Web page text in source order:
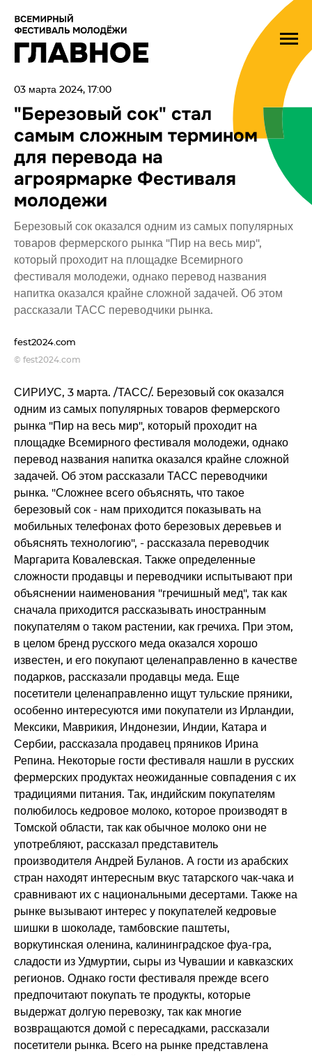
03 марта 2024, 17:00
"Березовый сок" стал
самым сложным термином
для перевода на
агроярмарке Фестиваля
молодежи
Березовый сок оказался одним из самых популярных
товаров фермерского рынка "Пир на весь мир",
который проходит на площадке Всемирного
фестиваля молодежи, однако перевод названия
напитка оказался крайне сложной задачей. Об этом
рассказали ТАСС переводчики рынка.
fest2024.com
© fest2024.com
СИРИУС, 3 марта. /ТАСС/. Березовый сок оказался
одним из самых популярных товаров фермерского
рынка "Пир на весь мир", который проходит на
площадке Всемирного фестиваля молодежи, однако
перевод названия напитка оказался крайне сложной
задачей. Об этом рассказали ТАСС переводчики
рынка. "Сложнее всего объяснять, что такое
березовый сок - нам приходится показывать на
мобильных телефонах фото березовых деревьев и
объяснять технологию", - рассказала переводчик
Маргарита Ковалевская. Также определенные
сложности продавцы и переводчики испытывают при
объяснении наименования "гречишный мед", так как
сначала приходится рассказывать иностранным
покупателям о таком растении, как гречиха. При этом,
в целом бренд русского меда оказался хорошо
известен, и его покупают целенаправленно в качестве
подарков, рассказали продавцы меда. Еще
посетители целенаправленно ищут тульские пряники,
особенно интересуются ими покупатели из Ирландии,
Мексики, Маврикия, Индонезии, Индии, Катара и
Сербии, рассказала продавец пряников Ирина
Репина. Некоторые гости фестиваля нашли в русских
фермерских продуктах неожиданные совпадения с их
традициями питания. Так, индийским покупателям
полюбилось кедровое молоко, которое производят в
Томской области, так как обычное молоко они не
употребляют, рассказал представитель
производителя Андрей Буланов. А гости из арабских
стран находят интересным вкус татарского чак-чака и
сравнивают их с национальными десертами. Также на
рынке вызывают интерес у покупателей кедровые
шишки в шоколаде, тамбовские паштеты,
воркутинская оленина, калининградское фуа-гра,
сладости из Удмуртии, сыры из Чувашии и кавказских
регионов. Однако гости фестиваля прежде всего
предпочитают покупать те продукты, которые
выдержат долгую перевозку, так как многие
возвращаются домой с пересадками, рассказали
посетители рынка. Всего на рынке представлена